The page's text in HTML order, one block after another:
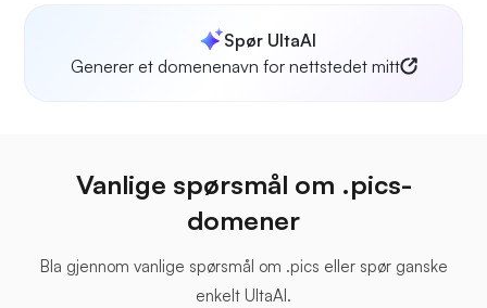
Spør UltaAI
Generer et domenenavn for nettstedet mitt
Vanlige spørsmål om .pics-
domener
Bla gjennom vanlige spørsmål om .pics eller spør ganske
enkelt UltaAI.